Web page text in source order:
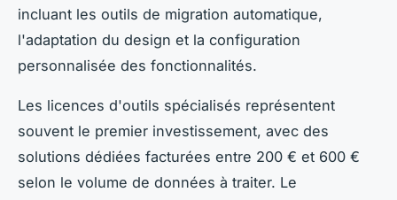
incluant les outils de migration automatique,
l'adaptation du design et la configuration
personnalisée des fonctionnalités.
Les licences d'outils spécialisés représentent
souvent le premier investissement, avec des
solutions dédiées facturées entre 200 € et 600 €
selon le volume de données à traiter. Le